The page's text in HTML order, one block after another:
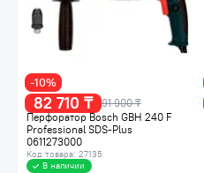
82 710 ₸ 91 900 ₸
-10%
Перфоратор Bosch GBH 240 F
Professional SDS-Plus
0611273000
Код товара: 27135
В наличии